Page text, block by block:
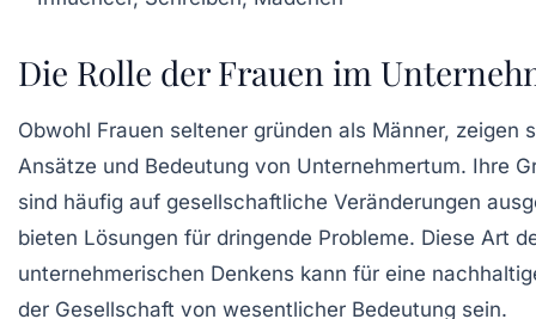
Die Rolle der Frauen im
Obwohl Frauen seltener gründen als Männer, zeigen
Ansätze und Bedeutung von Unternehmertum. Ihre
sind häufig auf gesellschaftliche Veränderungen
bieten Lösungen für dringende Probleme. Diese Art
unternehmerischen Denkens kann für eine
der Gesellschaft von wesentlicher Bedeutung sein.